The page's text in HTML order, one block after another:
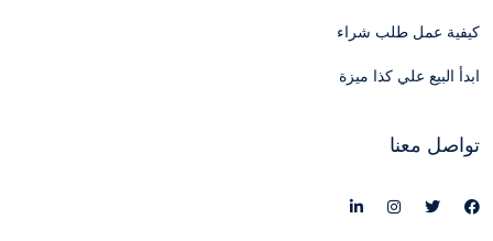
كيفية عمل طلب شراء
ابدأ البيع علي كذا ميزة
تواصل معنا